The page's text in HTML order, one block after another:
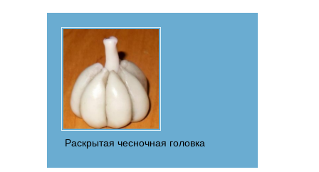
Раскрытая чесночная головка